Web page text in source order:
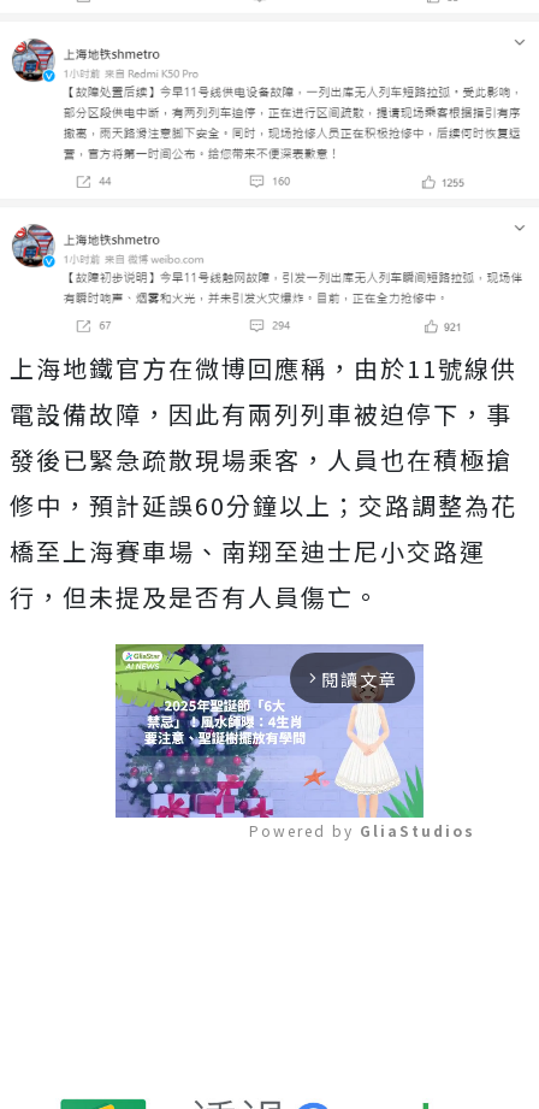
上海地鐵官方在微博回應稱，由於11號線供
電設備故障，因此有兩列列車被迫停下，事
發後已緊急疏散現場乘客，人員也在積極搶
修中，預計延誤60分鐘以上；交路調整為花
橋至上海賽車場、南翔至迪士尼小交路運
行，但未提及是否有人員傷亡。
arrow_forward_ios 閱讀文章
Powered by GliaStudios